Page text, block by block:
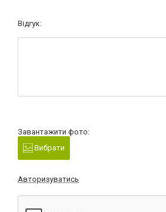
Відгук:
Завантажити фото:
Вибрати
Авторизуватись